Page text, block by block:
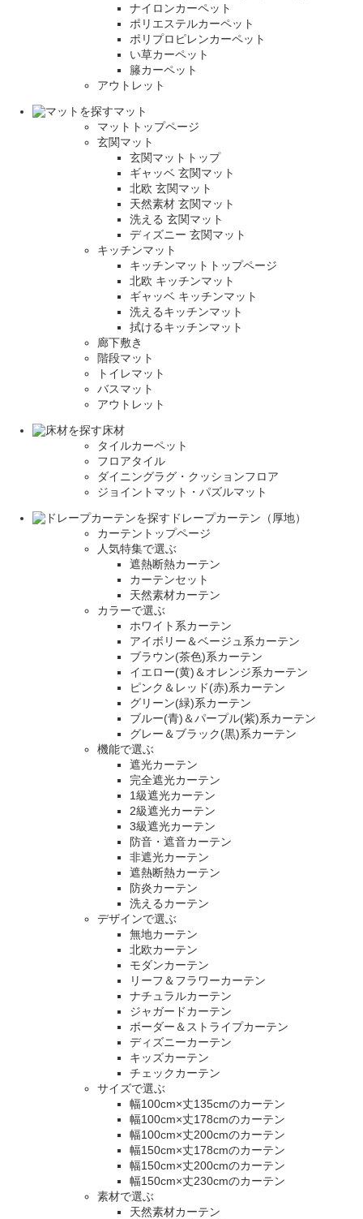
ナイロンカーペット
ポリエステルカーペット
ポリプロピレンカーペット
い草カーペット
籐カーペット
アウトレット
マット
マットトップページ
玄関マット
玄関マットトップ
ギャッベ 玄関マット
北欧 玄関マット
天然素材 玄関マット
洗える 玄関マット
ディズニー 玄関マット
キッチンマット
キッチンマットトップページ
北欧 キッチンマット
ギャッベ キッチンマット
洗えるキッチンマット
拭けるキッチンマット
廊下敷き
階段マット
トイレマット
バスマット
アウトレット
床材
タイルカーペット
フロアタイル
ダイニングラグ・クッションフロア
ジョイントマット・パズルマット
ドレープカーテン（厚地）
カーテントップページ
人気特集で選ぶ
遮熱断熱カーテン
カーテンセット
天然素材カーテン
カラーで選ぶ
ホワイト系カーテン
アイボリー＆ベージュ系カーテン
ブラウン(茶色)系カーテン
イエロー(黄)＆オレンジ系カーテン
ピンク＆レッド(赤)系カーテン
グリーン(緑)系カーテン
ブルー(青)＆パープル(紫)系カーテン
グレー＆ブラック(黒)系カーテン
機能で選ぶ
遮光カーテン
完全遮光カーテン
1級遮光カーテン
2級遮光カーテン
3級遮光カーテン
防音・遮音カーテン
非遮光カーテン
遮熱断熱カーテン
防炎カーテン
洗えるカーテン
デザインで選ぶ
無地カーテン
北欧カーテン
モダンカーテン
リーフ＆フラワーカーテン
ナチュラルカーテン
ジャガードカーテン
ボーダー＆ストライプカーテン
ディズニーカーテン
キッズカーテン
チェックカーテン
サイズで選ぶ
幅100cm×丈135cmのカーテン
幅100cm×丈178cmのカーテン
幅100cm×丈200cmのカーテン
幅150cm×丈178cmのカーテン
幅150cm×丈200cmのカーテン
幅150cm×丈230cmのカーテン
素材で選ぶ
天然素材カーテン